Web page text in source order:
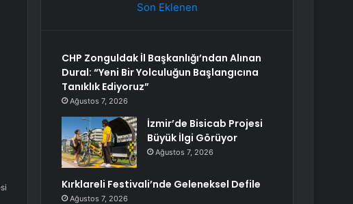
Son Eklenen
CHP Zonguldak İl Başkanlığı’ndan Alınan
Dural: “Yeni Bir Yolculuğun Başlangıcına
Tanıklık Ediyoruz”
Ağustos 7, 2026
İzmir’de Bisicab Projesi
Büyük İlgi Görüyor
Ağustos 7, 2026
Kırklareli Festivali’nde Geleneksel Defile
Ağustos 7, 2026